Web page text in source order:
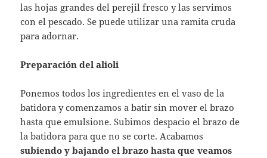
las hojas grandes del perejil fresco y las servimos
con el pescado. Se puede utilizar una ramita cruda
para adornar.
Preparación del alioli
Ponemos todos los ingredientes en el vaso de la
batidora y comenzamos a batir sin mover el brazo
hasta que emulsione. Subimos despacio el brazo de
la batidora para que no se corte. Acabamos
subiendo y bajando el brazo hasta que veamos